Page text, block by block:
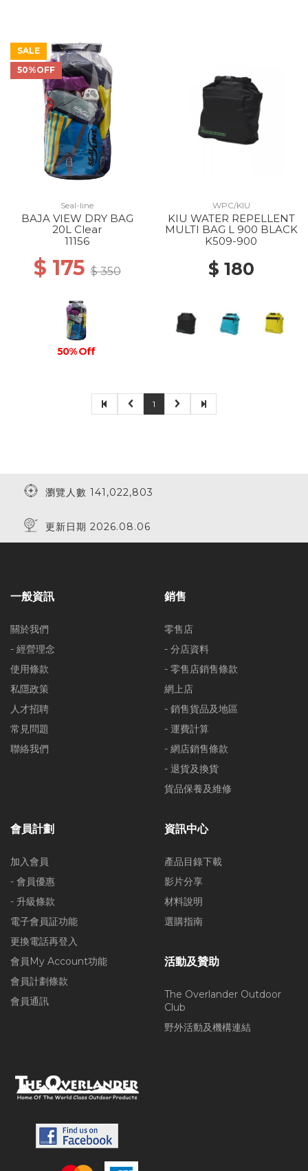
SALE
50%OFF
Seal-line
BAJA VIEW DRY BAG
20L Clear
11156
$ 175$ 350
50% Off
WPC/KIU
KIU WATER REPELLENT
MULTI BAG L 900 BLACK
K509-900
$ 180
1
瀏覽人數 141,022,803
更新日期 2026.08.06
一般資訊
關於我們
- 經營理念
使用條款
私隱政策
人才招聘
常見問題
聯絡我們
銷售
零售店
- 分店資料
- 零售店銷售條款
網上店
- 銷售貨品及地區
- 運費計算
- 網店銷售條款
- 退貨及換貨
貨品保養及維修
會員計劃
加入會員
- 會員優惠
- 升級條款
電子會員証功能
更換電話再登入
會員My Account功能
會員計劃條款
會員通訊
資訊中心
產品目錄下載
影片分享
材料說明
選購指南
活動及贊助
The Overlander Outdoor
Club
野外活動及機構連結